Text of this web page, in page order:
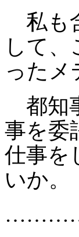
私も
して
ったメ
都知
事を委
仕事を
いか。